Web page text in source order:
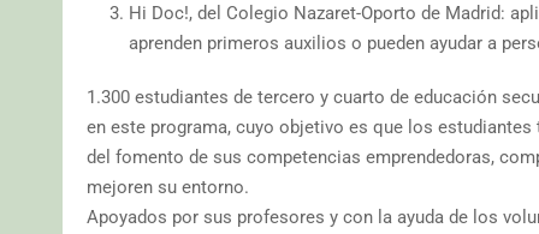
Hi Doc!, del Colegio Nazaret-Oporto de Madrid:
aprenden primeros auxilios o pueden ayudar a
1.300 estudiantes de tercero y cuarto de educación
en este programa, cuyo objetivo es que los
del fomento de sus competencias emprendedoras,
mejoren su entorno.
Apoyados por sus profesores y con la ayuda de los